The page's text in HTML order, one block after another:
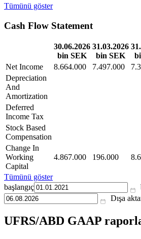
Tümünü göster
Cash Flow Statement
30.06.2026
bin SEK
31.03.2026
bin SEK
Net Income
8.664.000 7.497.000
Depreciation
And
Amortization
Deferred
Income Tax
Stock Based
Compensation
Change In
Working
Capital
4.867.000 196.000
Tümünü göster
başlangıç
Dışa
UFRS/ABD GAAP